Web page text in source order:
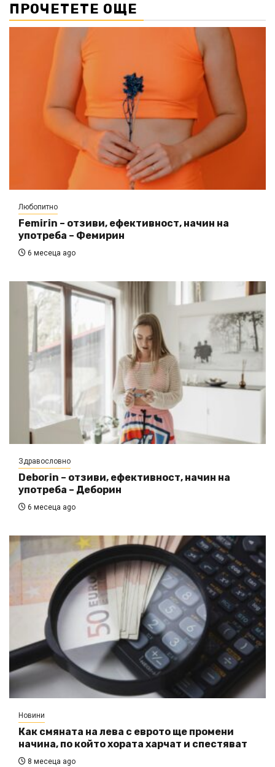
ПРОЧЕТЕТЕ ОЩЕ
Любопитно
Femirin – отзиви, ефективност, начин на
употреба – Фемирин
6 месеца ago
Здравословно
Deborin – отзиви, ефективност, начин на
употреба – Деборин
6 месеца ago
Новини
Как смяната на лева с еврото ще промени
начина, по който хората харчат и спестяват
8 месеца ago